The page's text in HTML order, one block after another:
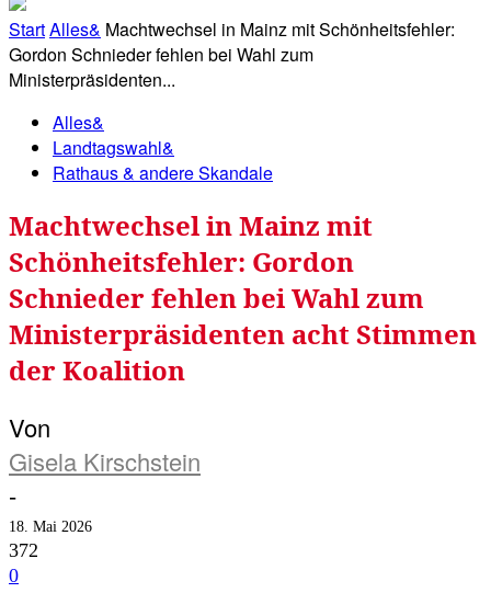
StartAlles& Machtwechsel in Mainz mit Schönheitsfehler:
Gordon Schnieder fehlen bei Wahl zum
Ministerpräsidenten...
Alles&
Landtagswahl&
Rathaus & andere Skandale
Machtwechsel in Mainz mit
Schönheitsfehler: Gordon
Schnieder fehlen bei Wahl zum
Ministerpräsidenten acht Stimmen
der Koalition
Von
Gisela Kirschstein
-
18. Mai 2026
372
0